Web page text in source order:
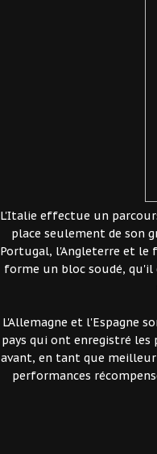
L'Italie effectue un
place seulement de son
Portugal, l'Angleterre et le
forme un bloc soudé, qu'il
L'Allemagne et l'Espagne
pays qui ont enregistré les
avant, en tant que
performances